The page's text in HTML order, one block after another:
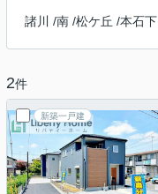
諸川 /南 /松ケ丘 /本石下
2件
新築一戸建